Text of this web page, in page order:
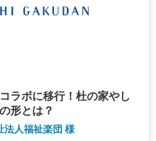
ラボに移行！杜の家やし
形とは？
法人福祉楽団 様